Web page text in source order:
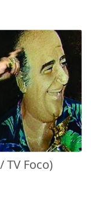
Foco)